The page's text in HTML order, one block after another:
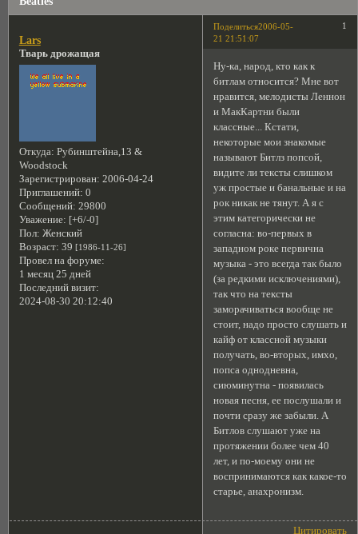
Поделиться 1
2006-05-
21 21:51:07
Lars
Тварь дрожащая
Откуда: Рубинштейна,13 &
Woodstock
Зарегистрирован: 2006-04-24
Приглашений: 0
Сообщений: 29800
Уважение: [+6/-0]
Пол: Женский
Возраст: 39 [1986-11-26]
Провел на форуме:
1 месяц 25 дней
Последний визит:
2024-08-30 20:12:40
Ну-ка, народ, кто как к
битлам относится? Мне вот
нравится, мелодисты Леннон
и МакКартни были
классные... Кстати,
некоторые мои знакомые
называют Битлз попсой,
видите ли тексты слишком
уж простые и банальные и на
рок никак не тянут. А я с
этим категорически не
согласна: во-первых в
западном роке первична
музыка - это всегда так было
(за редкими исключениями),
так что на тексты
заморачиваться вообще не
стоит, надо просто слушать и
кайф от классной музыки
получать, во-вторых, имхо,
попса однодневна,
сиюминутна - появилась
новая песня, ее послушали и
почти сразу же забыли. А
Битлов слушают уже на
протяжении более чем 40
лет, и по-моему они не
воспринимаются как какое-то
старье, анахронизм.
Цитировать